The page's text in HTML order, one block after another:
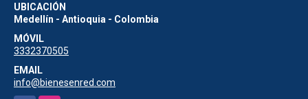
UBICACIÓN
Medellín - Antioquia - Colombia
MÓVIL
3332370505
EMAIL
info@bienesenred.com